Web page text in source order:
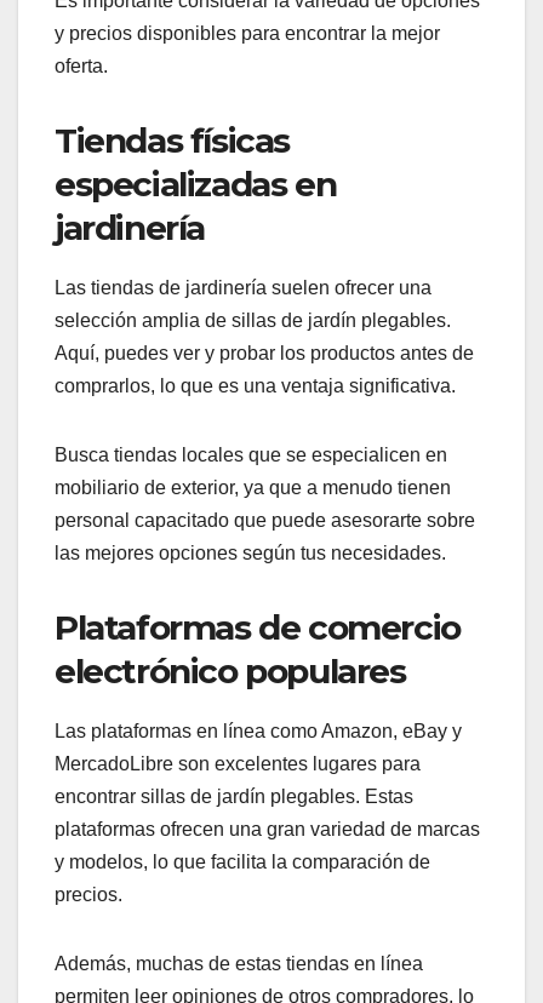
productos defectuosos, lo que es esencial para
una compra satisfactoria.
¿Dónde comprar sillas
de jardín plegables?
Las sillas de jardín plegables se pueden adquirir
en diversas tiendas físicas y plataformas en línea.
Es importante considerar la variedad de opciones
oferta.
Tiendas físicas
especializadas en
jardinería
Las tiendas de jardinería suelen ofrecer una
Aquí, puedes ver y probar los productos antes de
comprarlos, lo que es una ventaja significativa.
Busca tiendas locales que se especialicen en
mobiliario de exterior, ya que a menudo tienen
personal capacitado que puede asesorarte sobre